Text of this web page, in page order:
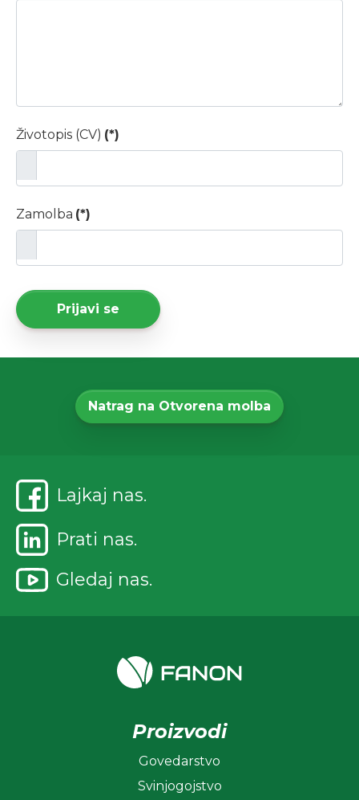
Životopis (CV) (*)
Zamolba (*)
Prijavi se
Natrag na Otvorena molba
Lajkaj nas.
Prati nas.
Gledaj nas.
Proizvodi
Govedarstvo
Svinjogojstvo